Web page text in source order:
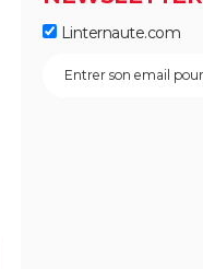
Linternaute.com